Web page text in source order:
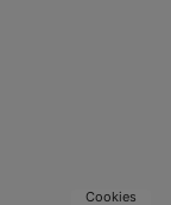
Cookies